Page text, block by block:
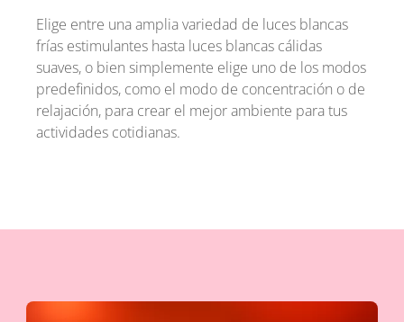
Elige entre una amplia variedad de luces blancas
frías estimulantes hasta luces blancas cálidas
suaves, o bien simplemente elige uno de los modos
predefinidos, como el modo de concentración o de
relajación, para crear el mejor ambiente para tus
actividades cotidianas.